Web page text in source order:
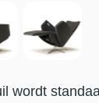
wordt